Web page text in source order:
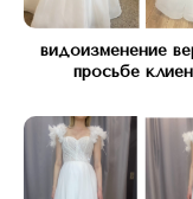
видоизменение
просьбе